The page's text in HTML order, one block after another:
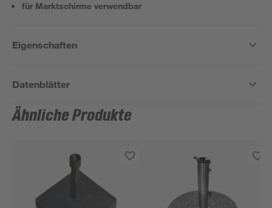
für Marktschirme verwendbar
Eigenschaften
Datenblätter
Ähnliche Produkte